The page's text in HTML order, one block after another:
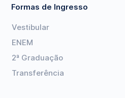
Formas de Ingresso
Vestibular
ENEM
2ª Graduação
Transferência